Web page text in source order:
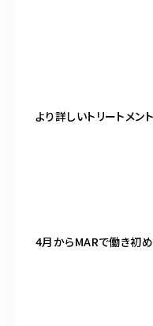
より詳しいトリートメ
4月からMARで働き初め